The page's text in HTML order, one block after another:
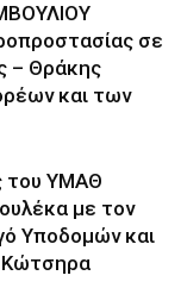
σε
– Θράκης
και των
του ΥΜΑΘ
με τον
Υποδομών και